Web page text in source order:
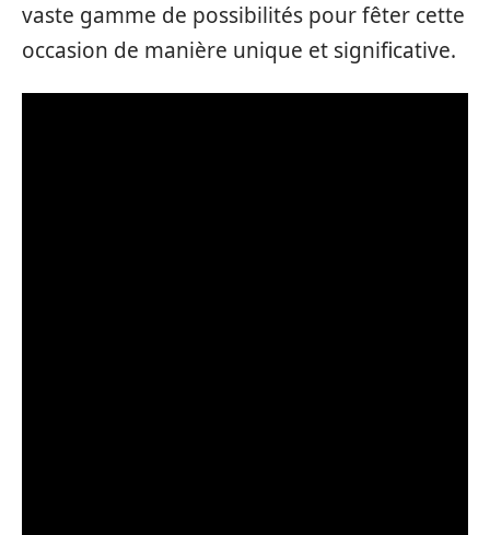
vaste gamme de possibilités pour fêter cette
occasion de manière unique et significative.